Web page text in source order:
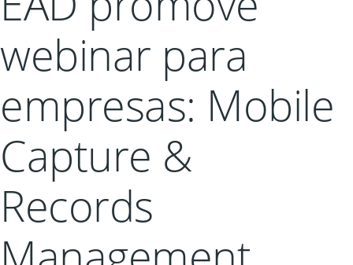
webinar para
empresas: Mobile
Capture &
Records